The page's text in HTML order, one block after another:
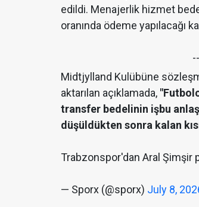
edildi. Menajerlik hizmet
oranında ödeme yapılacağı
Midtjylland Kulübüne
aktarılan açıklamada,
transfer bedelinin işbu
düşüldükten sonra kalan
Trabzonspor'dan Aral Şimşir
— Sporx (@sporx) July 8,